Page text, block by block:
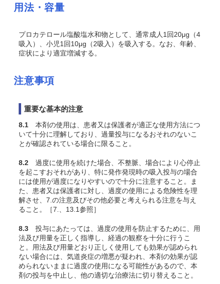
用法・容量
プロカテロール塩酸塩水和物として、通常成人1回20μg（4
吸入）、小児1回10μg（2吸入）を吸入する。なお、年齢、
症状により適宜増減する。
注意事項
重要な基本的注意
8.1 本剤の使用は、患者又は保護者が適正な使用方法につ
いて十分に理解しており、過量投与になるおそれのないこ
とが確認されている場合に限ること。
8.2 過度に使用を続けた場合、不整脈、場合により心停止
を起こすおそれがあり、特に発作発現時の吸入投与の場合
には使用が過度になりやすいので十分に注意すること。ま
た、患者又は保護者に対し、過度の使用による危険性を理
解させ、7.の注意及びその他必要と考えられる注意を与え
ること。［7.、13.1参照］
8.3 投与にあたっては、過度の使用を防止するために、用
法及び用量を正しく指導し、経過の観察を十分に行うこ
と。用法及び用量どおり正しく使用しても効果が認められ
ない場合には、気道炎症の増悪が疑われ、本剤の効果が認
められないままに過度の使用になる可能性があるので、本
剤の投与を中止し、他の適切な治療法に切り替えること。